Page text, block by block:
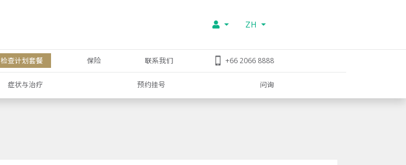
ZH
检查计划套餐 保险 联系我们 +66 2066 8888
症状与治疗 预约挂号 问询